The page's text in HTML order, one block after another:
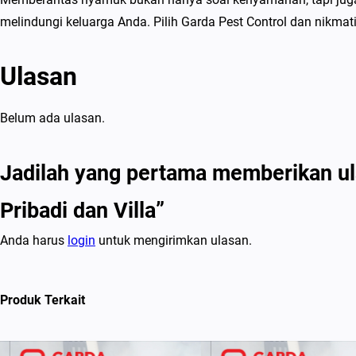
melindungi keluarga Anda. Pilih Garda Pest Control dan
Ulasan
Belum ada ulasan.
Jadilah yang pertama memberikan
Pribadi dan Villa”
Anda harus login untuk mengirimkan ulasan.
Produk Terkait